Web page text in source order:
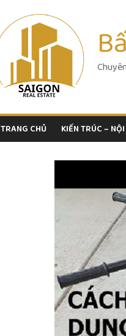
TRANG CHỦ KIẾN TRÚC –